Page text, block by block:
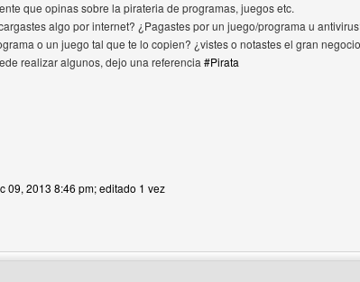
que opinas sobre la pirateria de programas, juegos etc.
algo por internet? ¿Pagastes por un juego/programa u
o un juego tal que te lo copien? ¿vistes o notastes el gran
realizar algunos, dejo una referencia #Pirata
09, 2013 8:46 pm; editado 1 vez